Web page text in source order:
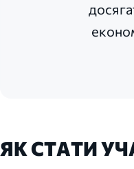
ЯК СТАТИ